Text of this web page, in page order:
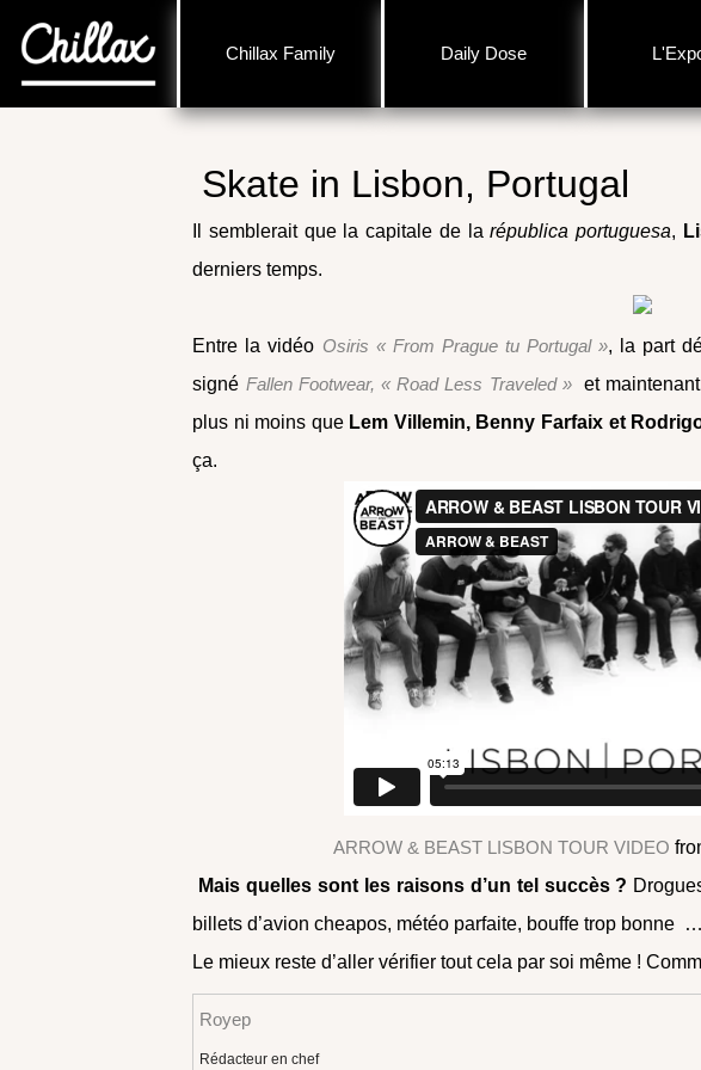
Chillax Family Daily Dose
Skate in Lisbon, Portugal
Il semblerait que la capitale de larépublica portuguesa,
derniers temps.
Entre la vidéo Osiris « From Prague tu Portugal », la part
signé Fallen Footwear, « Road Less Traveled »et
plus ni moins que Lem Villemin, Benny Farfaix et
ça.
ARROW & BEAST LISBON TOUR VIDEO
Mais quelles sont les raisons d’un tel succès ?
billets d’avion cheapos, météo parfaite, bouffe trop bonne
Le mieux reste d’aller vérifier tout cela par soi même !
Royep
Rédacteur en chef